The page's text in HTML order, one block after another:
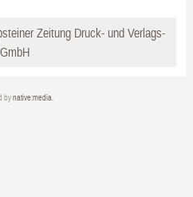
Zeitung Druck- und Verlags-
GmbH
bynative:media.